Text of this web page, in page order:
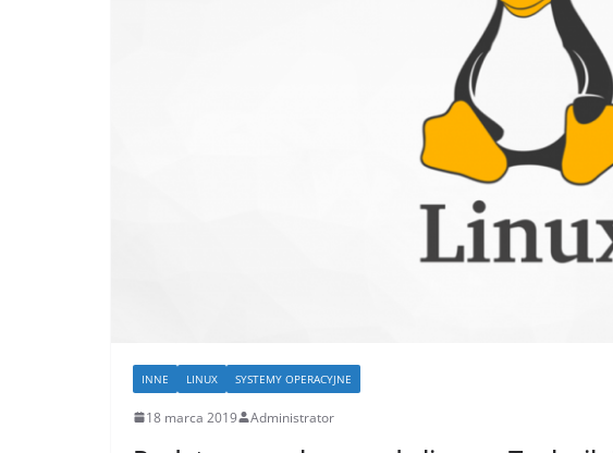
INNE LINUX SYSTEMY OPERACYJNE
18 marca 2019 Administrator